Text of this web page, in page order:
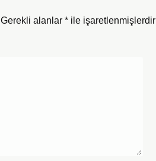
Gerekli alanlar * ile işaretlenmişlerdir